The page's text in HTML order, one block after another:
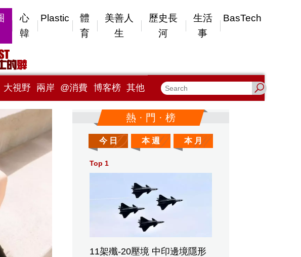
心
韓
Plastic
體
育
美善人
生
歷史長
河
生活
事
BasTech
大視野 兩岸 @消費 博客榜 其他
熱 · 門 · 榜
今 日 本 週 本 月
Top 1
11架殲-20壓境 中印邊境隱形